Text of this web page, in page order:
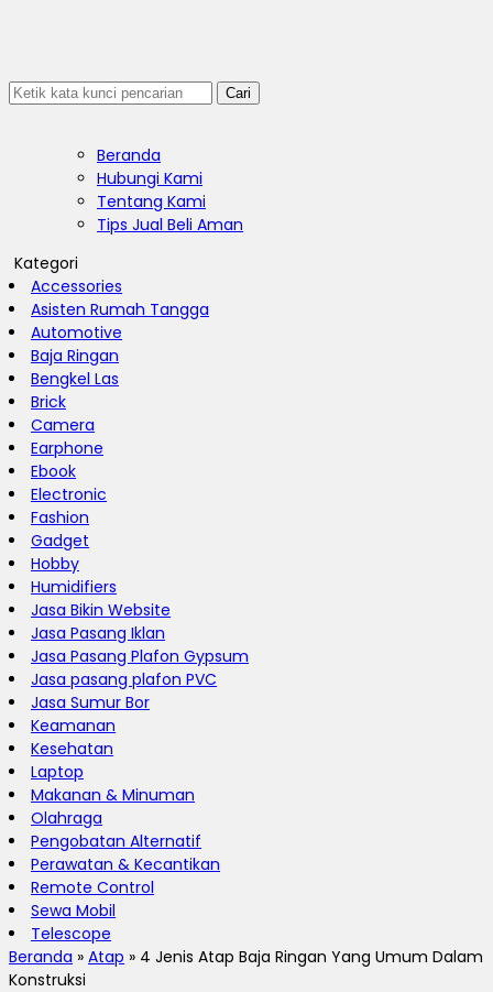
Cari
Beranda
Hubungi Kami
Tentang Kami
Tips Jual Beli Aman
Kategori
Accessories
Asisten Rumah Tangga
Automotive
Baja Ringan
Bengkel Las
Brick
Camera
Earphone
Ebook
Electronic
Fashion
Gadget
Hobby
Humidifiers
Jasa Bikin Website
Jasa Pasang Iklan
Jasa Pasang Plafon Gypsum
Jasa pasang plafon PVC
Jasa Sumur Bor
Keamanan
Kesehatan
Laptop
Makanan & Minuman
Olahraga
Pengobatan Alternatif
Perawatan & Kecantikan
Remote Control
Sewa Mobil
Telescope
Beranda » Atap » 4 Jenis Atap Baja Ringan Yang Umum Dalam
Konstruksi